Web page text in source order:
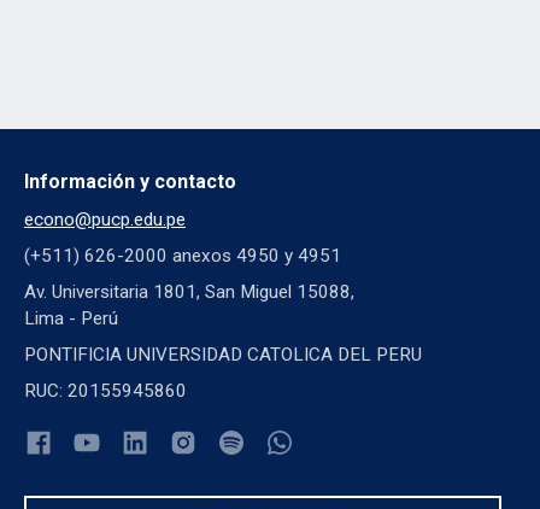
Información y contacto
econo@pucp.edu.pe
(+511) 626-2000 anexos 4950 y 4951
Av. Universitaria 1801, San Miguel 15088,
Lima - Perú
PONTIFICIA UNIVERSIDAD CATOLICA DEL PERU
RUC: 20155945860